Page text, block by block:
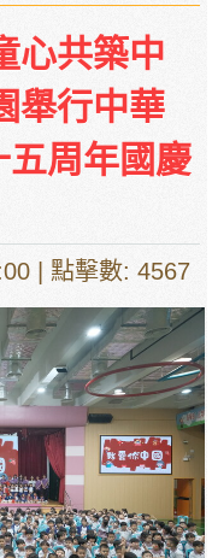
心共築中
舉行中華
五周年國慶
| 點擊數: 4567